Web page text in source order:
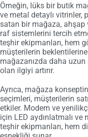
Örneğin, lüks bir butik
ve metal detaylı vitrinler,
satan bir mağaza, ahşap
raf sistemlerini tercih
teşhir ekipmanları, hem
müşterilerin
mağazanızda daha
olan ilgiyi artırır.
Ayrıca, mağaza
seçimleri, müşterilerin
etkiler. Modern ve
için LED aydınlatmalı ve
teşhir ekipmanları, hem